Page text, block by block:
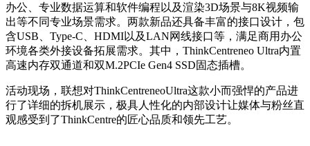
办公、专业数据运算和软件编程以及渲染3D场景与8K视频输
出等不同专业场景需求。两款新品还具备丰富的接口设计，包
含USB、Type-C、HDMI以及LAN网线接口等，满足商用办公
环境各类外接设备拓展需求。其中，ThinkCentreneo Ultra内置
高速内存双通道和双M.2PCIe Gen4 SSD固态插槽。
活动现场，联想对ThinkCentreneoUltra这款小而强悍的产品进
行了详细的拆机展示，极具人性化的内部设计让媒体与粉丝直
观感受到了ThinkCentre的匠心品质和领先工艺。